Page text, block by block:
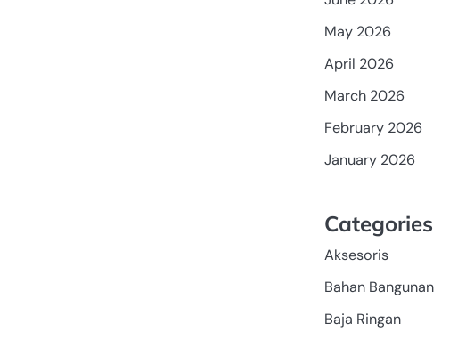
May 2026
April 2026
March 2026
February 2026
January 2026
Categories
Aksesoris
Bahan Bangunan
Baja Ringan